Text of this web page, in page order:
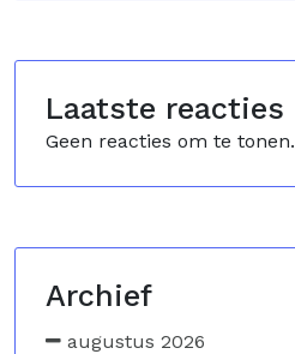
Laatste reacties
Geen reacties om te tonen.
Archief
augustus 2026